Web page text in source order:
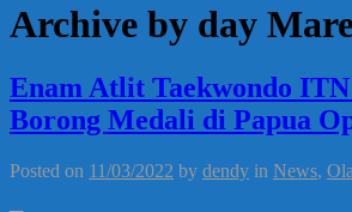
Archive by day
Enam Atlit Taekwondo
Borong Medali di Papua
Posted on 11/03/2022 by dendy in News,